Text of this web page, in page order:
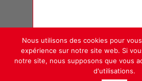
Nous utilisons des cookies pour
expérience sur notre site web. Si
notre site, nous supposons que vous
d'utilisations.